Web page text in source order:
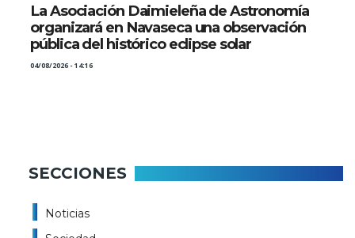
La Asociación Daimieleña de Astronomía
organizará en Navaseca una observación
pública del histórico eclipse solar
04/08/2026 - 14:16
SECCIONES
Noticias